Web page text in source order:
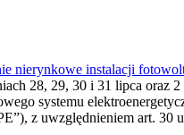
nierynkowe instalacji
28, 29, 30 i 31 lipca oraz
systemu
z uwzględnieniem art. 30